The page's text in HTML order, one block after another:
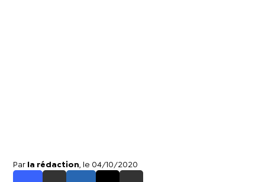
Par la rédaction , le 04/10/2020